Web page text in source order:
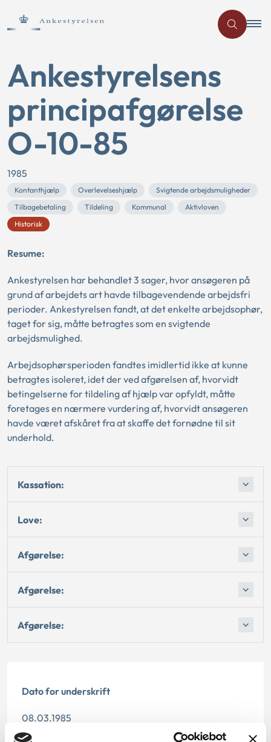
Ankestyrelsens
principafgørelse
O-10-85
1985
Kontanthjælp Overlevelseshjælp
Svigtende arbejdsmuligheder
Tilbagebetaling
Tildeling Kommunal
Aktivloven
Historisk
Resume:
Ankestyrelsen har behandlet 3 sager, hvor ansøgeren på
grund af arbejdets art havde tilbagevendende arbejdsfri
perioder. Ankestyrelsen fandt, at det enkelte arbejdsophør,
taget for sig, måtte betragtes som en svigtende
arbejdsmulighed.
Arbejdsophørsperioden fandtes imidlertid ikke at kunne
betragtes isoleret, idet der ved afgørelsen af, hvorvidt
betingelserne for tildeling af hjælp var opfyldt, måtte
foretages en nærmere vurdering af, hvorvidt ansøgeren
havde været afskåret fra at skaffe det fornødne til sit
underhold.
Kassation:
Love:
Afgørelse:
Afgørelse:
Afgørelse:
Dato for underskrift
08.03.1985